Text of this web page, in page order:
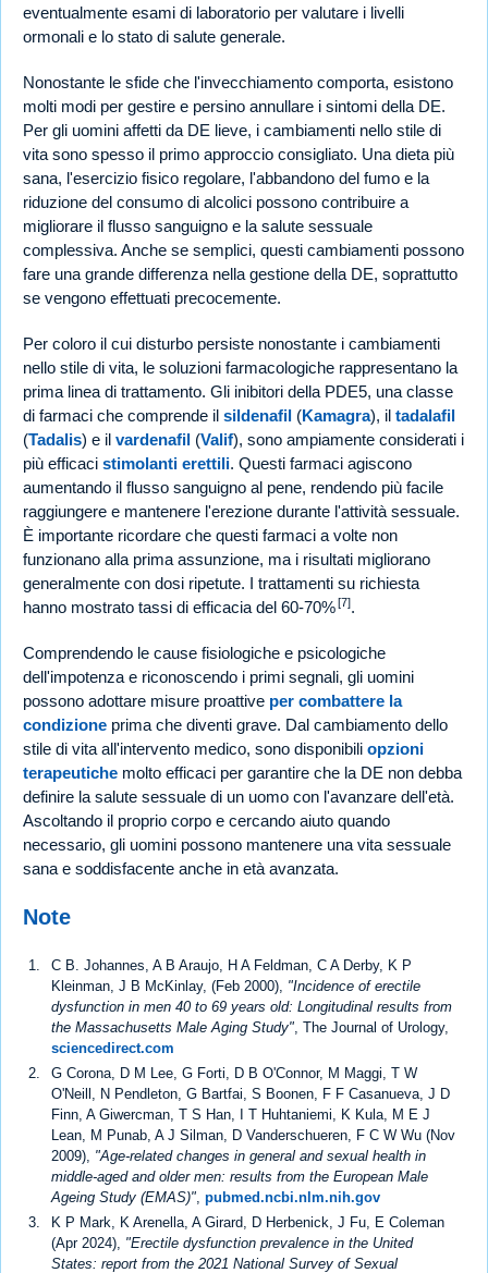
eventualmente esami di laboratorio per valutare i livelli
ormonali e lo stato di salute generale.
Nonostante le sfide che l'invecchiamento comporta, esistono
molti modi per gestire e persino annullare i sintomi della DE.
Per gli uomini affetti da DE lieve, i cambiamenti nello stile di
vita sono spesso il primo approccio consigliato. Una dieta più
sana, l'esercizio fisico regolare, l'abbandono del fumo e la
riduzione del consumo di alcolici possono contribuire a
migliorare il flusso sanguigno e la salute sessuale
complessiva. Anche se semplici, questi cambiamenti possono
fare una grande differenza nella gestione della DE, soprattutto
se vengono effettuati precocemente.
Per coloro il cui disturbo persiste nonostante i cambiamenti
nello stile di vita, le soluzioni farmacologiche rappresentano la
prima linea di trattamento. Gli inibitori della PDE5, una classe
di farmaci che comprende il sildenafil (Kamagra), il tadalafil
(Tadalis) e il vardenafil (Valif), sono ampiamente considerati i
più efficaci stimolanti erettili. Questi farmaci agiscono
aumentando il flusso sanguigno al pene, rendendo più facile
raggiungere e mantenere l'erezione durante l'attività sessuale.
È importante ricordare che questi farmaci a volte non
funzionano alla prima assunzione, ma i risultati migliorano
generalmente con dosi ripetute. I trattamenti su richiesta
hanno mostrato tassi di efficacia del 60-70%[7].
Comprendendo le cause fisiologiche e psicologiche
dell'impotenza e riconoscendo i primi segnali, gli uomini
possono adottare misure proattive per combattere la
condizione prima che diventi grave. Dal cambiamento dello
stile di vita all'intervento medico, sono disponibili opzioni
terapeutiche molto efficaci per garantire che la DE non debba
definire la salute sessuale di un uomo con l'avanzare dell'età.
Ascoltando il proprio corpo e cercando aiuto quando
necessario, gli uomini possono mantenere una vita sessuale
sana e soddisfacente anche in età avanzata.
Note
C B. Johannes, A B Araujo, H A Feldman, C A Derby, K P
Kleinman, J B McKinlay, (Feb 2000), "Incidence of erectile
dysfunction in men 40 to 69 years old: Longitudinal results from
the Massachusetts Male Aging Study", The Journal of Urology,
sciencedirect.com
G Corona, D M Lee, G Forti, D B O'Connor, M Maggi, T W
O'Neill, N Pendleton, G Bartfai, S Boonen, F F Casanueva, J D
Finn, A Giwercman, T S Han, I T Huhtaniemi, K Kula, M E J
Lean, M Punab, A J Silman, D Vanderschueren, F C W Wu (Nov
2009), "Age-related changes in general and sexual health in
middle-aged and older men: results from the European Male
Ageing Study (EMAS)" pubmed.ncbi.nlm.nih.gov
K P Mark, K Arenella, A Girard, D Herbenick, J Fu, E Coleman
(Apr 2024), "Erectile dysfunction prevalence in the United
States: report from the 2021 National Survey of Sexual